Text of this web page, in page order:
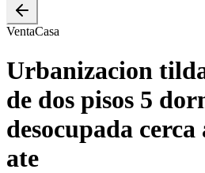
VentaCasa
Urbanizacion
de dos pisos 5
desocupada
ate